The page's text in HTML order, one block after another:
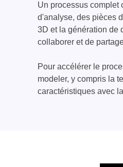
Un processus complet
d'analyse, des pièces
3D et la génération de
collaborer et de
Pour accélérer le
modeler, y compris la
caractéristiques avec